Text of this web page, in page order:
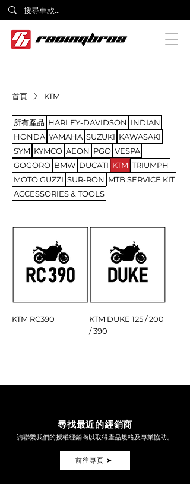
首頁 KTM
所有產品 HARLEY-DAVIDSON INDIAN
HONDA YAMAHA SUZUKI KAWASAKI
SYM KYMCO AEON PGO VESPA
GOGORO BMW DUCATI KTM TRIUMPH
MOTO GUZZI SUR-RON MTB SERVICE KIT
ACCESSORIES & TOOLS
KTM RC390
KTM DUKE 125 / 200
/ 390
尋找最近的經銷商
請聯繫我們的授權經銷商以取得產品規格及專業協助。
前往專頁 ➤